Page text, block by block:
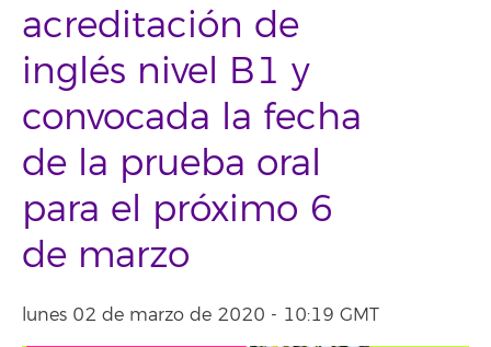
acreditación de
inglés nivel B1 y
convocada la fecha
de la prueba oral
para el próximo 6
de marzo
lunes 02 de marzo de 2020 - 10:19 GMT